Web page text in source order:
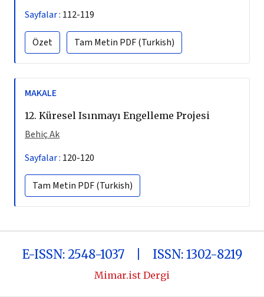
Sayfalar : 112-119
Özet Tam Metin PDF (Turkish)
MAKALE
12. Küresel Isınmayı Engelleme Projesi
Behiç Ak
Sayfalar : 120-120
Tam Metin PDF (Turkish)
E-ISSN: 2548-1037 | ISSN: 1302-8219
Mimar.ist Dergi